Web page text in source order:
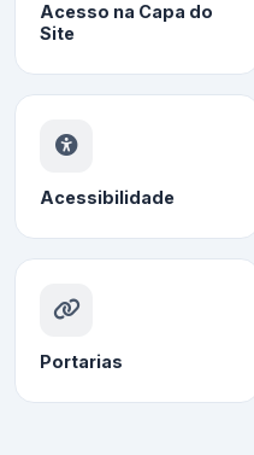
Acesso na Capa do
Site
Acessibilidade
Portarias